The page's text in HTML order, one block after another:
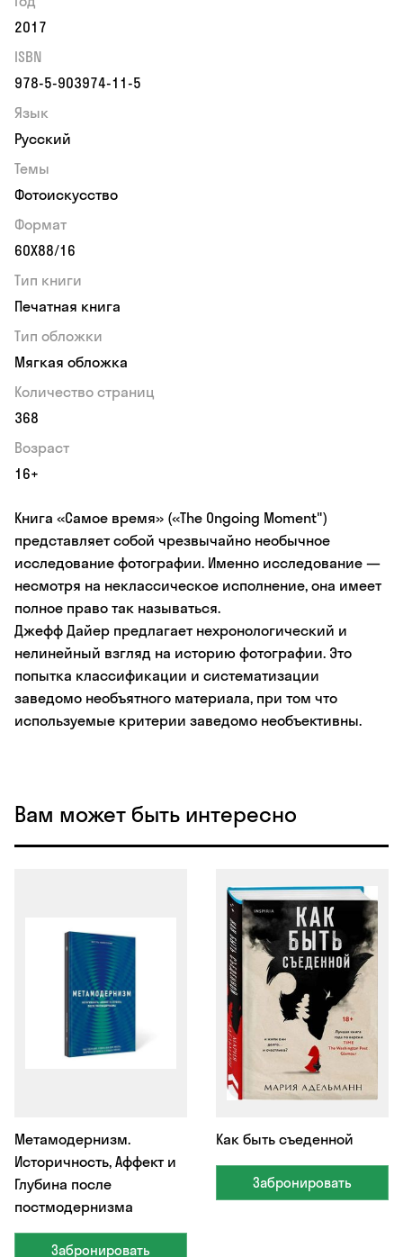
2017
ISBN
978-5-903974-11-5
Язык
Русский
Темы
Фотоискусство
Формат
60Х88/16
Тип книги
Печатная книга
Тип обложки
Мягкая обложка
Количество страниц
368
Возраст
16+
Книга «Самое время» («The Ongoing Moment")
представляет собой чрезвычайно необычное
исследование фотографии. Именно исследование —
несмотря на неклассическое исполнение, она имеет
полное право так называться.
Джефф Дайер предлагает нехронологический и
нелинейный взгляд на историю фотографии. Это
попытка классификации и систематизации
заведомо необъятного материала, при том что
используемые критерии заведомо необъективны.
Вам может быть интересно
Метамодернизм.
Историчность, Аффект и
Глубина после
постмодернизма
Забронировать
Как быть съеденной
Забронировать